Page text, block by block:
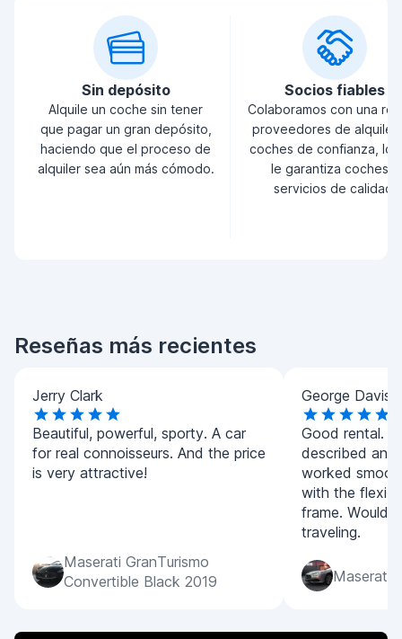
Sin depósito
Alquile un coche sin tener
que pagar un gran depósito,
haciendo que el proceso de
alquiler sea aún más cómodo.
Socios fiables
Colaboramos con una
proveedores de alquiler
coches de confianza, lo
le garantiza coches y
servicios de calidad.
Reseñas más recientes
Jerry Clark
Beautiful, powerful, sporty. A car
for real connoisseurs. And the price
is very attractive!
Maserati GranTurismo
Convertible Black 2019
George Davis
Good rental.
described and
worked
with the
frame. Would
traveling.
Maserati